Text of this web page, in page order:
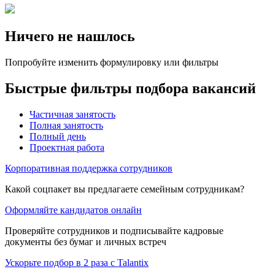
Ничего не нашлось
Попробуйте изменить формулировку или фильтры
Быстрые фильтры подбора вакансий
Частичная занятость
Полная занятость
Полный день
Проектная работа
Корпоративная поддержка сотрудников
Какой соцпакет вы предлагаете семейным сотрудникам?
Оформляйте кандидатов онлайн
Проверяйте сотрудников и подписывайте кадровые
документы без бумаг и личных встреч
Ускорьте подбор в 2 раза с Talantix